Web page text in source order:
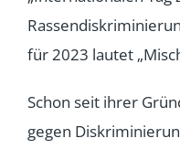
für 2023 lautet
Schon seit ihrer
gegen